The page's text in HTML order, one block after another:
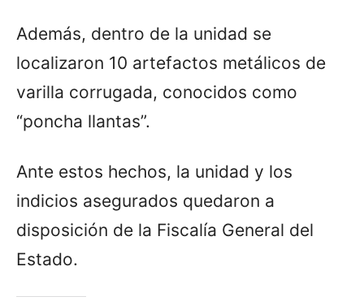
Además, dentro de la unidad se
localizaron 10 artefactos metálicos de
varilla corrugada, conocidos como
“poncha llantas”.
Ante estos hechos, la unidad y los
indicios asegurados quedaron a
disposición de la Fiscalía General del
Estado.